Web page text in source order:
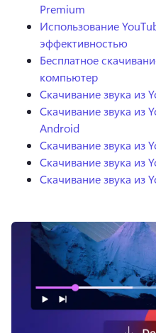
Premium
Использование
эффективностью
Бесплатное
компьютер
Скачивание звука из
Скачивание звука из
Android
Скачивание звука из
Скачивание звука из
Скачивание звука из